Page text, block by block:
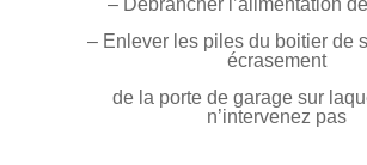
– Débrancher l’alimentation
– Enlever les piles du boitier de
écrasement
de la porte de garage sur
n’intervenez pas